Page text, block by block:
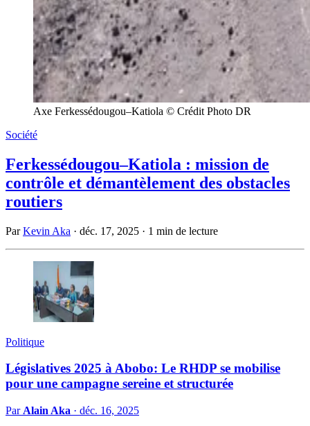
Axe Ferkessédougou–Katiola © Crédit Photo DR
Société
Ferkessédougou–Katiola : mission de
contrôle et démantèlement des obstacles
routiers
ParKevin Aka · déc. 17, 2025 · 1 min de lecture
Politique
Législatives 2025 à Abobo: Le RHDP se mobilise
pour une campagne sereine et structurée
Par Alain Aka · déc. 16, 2025